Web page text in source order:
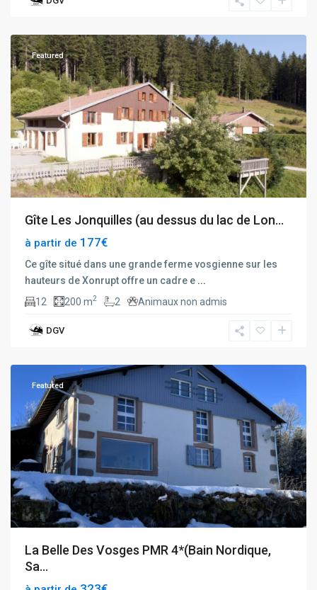
Featured
Gîte Les Jonquilles (au dessus du lac de Lon...
à partir de 177€
Ce gîte situé dans une grande ferme vosgienne sur les
hauteurs de Xonrupt offre un cadre e ...
12
200 m2 2 Animaux non admis
DGV
Le
Featured
La Belle Des Vosges PMR 4*(Bain Nordique,
Sa...